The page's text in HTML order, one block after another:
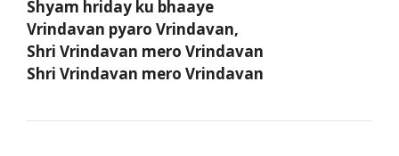
Shyam hriday ku bhaaye
Vrindavan pyaro Vrindavan,
Shri Vrindavan mero Vrindavan
Shri Vrindavan mero Vrindavan